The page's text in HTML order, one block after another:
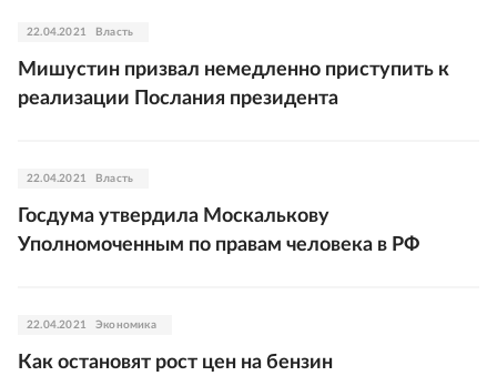
22.04.2021 Власть
Мишустин призвал немедленно приступить к
реализации Послания президента
22.04.2021 Власть
Госдума утвердила Москалькову
Уполномоченным по правам человека в РФ
22.04.2021 Экономика
Как остановят рост цен на бензин